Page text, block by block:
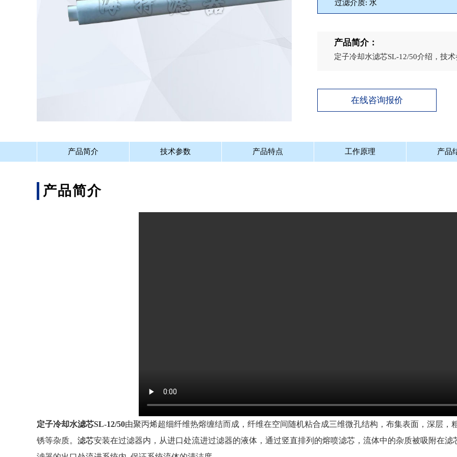
过滤介质: 水
产品简介：
定子冷却水滤芯SL-12/50介绍，技
在线咨询报价
产品简介 技术参数 产品特点 工作原理 产品
产品简介
定子冷却水滤芯SL-12/50由聚丙烯超细纤维热熔缠结而成，纤维在空间随机粘合成三维微孔结构，布集表面，深层
锈等杂质。 滤芯安装在过滤器内，从进口处流进过滤器的液体，通过竖直排列的熔喷滤芯，流体中的杂质被吸附在